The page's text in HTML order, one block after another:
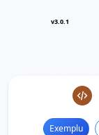
v3.0.1
Exemplu